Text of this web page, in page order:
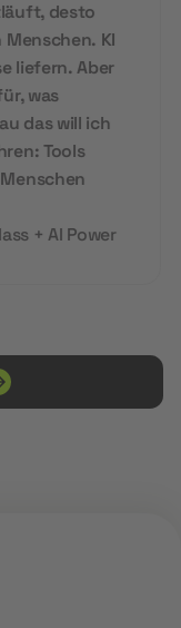
desto
KI
liefern. Aber
was
das will ich
Tools
+ AI Power